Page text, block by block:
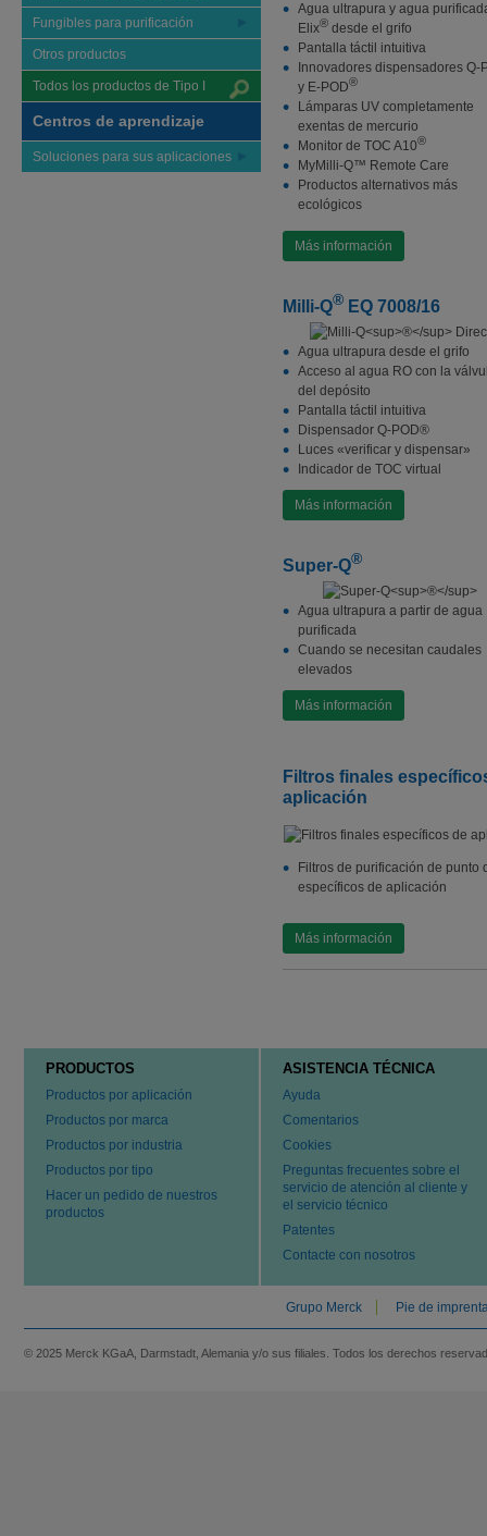
Fungibles para purificación
Otros productos
Todos los productos de Tipo I
Centros de aprendizaje
Soluciones para sus aplicaciones
Agua ultrapura y agua
Elix® desde el grifo
Pantalla táctil intuitiva
Innovadores dispensadores Q-
y E-POD®
Lámparas UV completamente
exentas de mercurio
Monitor de TOC A10®
MyMilli-Q™ Remote Care
Productos alternativos más
ecológicos
Más información
Milli-Q® EQ 7008/16
Agua ultrapura desde el grifo
Acceso al agua RO con la
del depósito
Pantalla táctil intuitiva
Dispensador Q-POD®
Luces «verificar y dispensar»
Indicador de TOC virtual
Más información
Super-Q®
Agua ultrapura a partir de agua
purificada
Cuando se necesitan caudales
elevados
Más información
Filtros finales
aplicación
Filtros de purificación de punto
específicos de aplicación
Más información
PRODUCTOS
Productos por aplicación
Productos por marca
Productos por industria
Productos por tipo
Hacer un pedido de nuestros
productos
ASISTENCIA TÉCNICA
Ayuda
Comentarios
Cookies
Preguntas frecuentes sobre el
servicio de atención al cliente y
el servicio técnico
Patentes
Contacte con nosotros
Grupo Merck Pie de
© 2025 Merck KGaA, Darmstadt, Alemania y/o sus filiales. Todos los derechos